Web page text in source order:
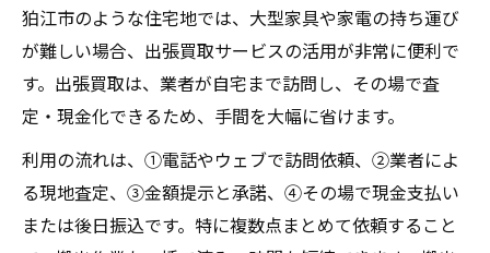
狛江市のような住宅地では、大型家具や家電の持ち運び
が難しい場合、出張買取サービスの活用が非常に便利で
す。出張買取は、業者が自宅まで訪問し、その場で査
定・現金化できるため、手間を大幅に省けます。
利用の流れは、①電話やウェブで訪問依頼、②業者によ
る現地査定、③金額提示と承諾、④その場で現金支払い
または後日振込です。特に複数点まとめて依頼すること